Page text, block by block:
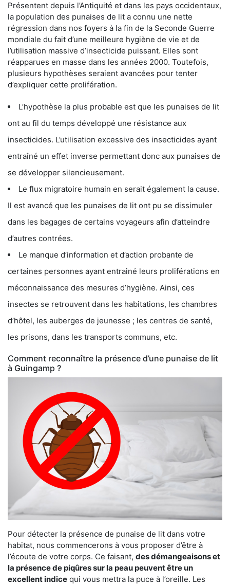
Présentent depuis l’Antiquité et dans les pays occidentaux,
la population des punaises de lit a connu une nette
régression dans nos foyers à la fin de la Seconde Guerre
mondiale du fait d’une meilleure hygiène de vie et de
l’utilisation massive d’insecticide puissant. Elles sont
réapparues en masse dans les années 2000. Toutefois,
plusieurs hypothèses seraient avancées pour tenter
d’expliquer cette prolifération.
L’hypothèse la plus probable est que les punaises de lit
ont au fil du temps développé une résistance aux
insecticides. L’utilisation excessive des insecticides ayant
entraîné un effet inverse permettant donc aux punaises de
se développer silencieusement.
Le flux migratoire humain en serait également la cause.
Il est avancé que les punaises de lit ont pu se dissimuler
dans les bagages de certains voyageurs afin d’atteindre
d’autres contrées.
Le manque d’information et d’action probante de
certaines personnes ayant entrainé leurs proliférations en
méconnaissance des mesures d’hygiène. Ainsi, ces
insectes se retrouvent dans les habitations, les chambres
d’hôtel, les auberges de jeunesse ; les centres de santé,
les prisons, dans les transports communs, etc.
Comment reconnaître la présence d’une punaise de lit
à Guingamp ?
Pour détecter la présence de punaise de lit dans votre
habitat, nous commencerons à vous proposer d’être à
l’écoute de votre corps. Ce faisant, des démangeaisons et
la présence de piqûres sur la peau peuvent être un
excellent indice qui vous mettra la puce à l’oreille. Les